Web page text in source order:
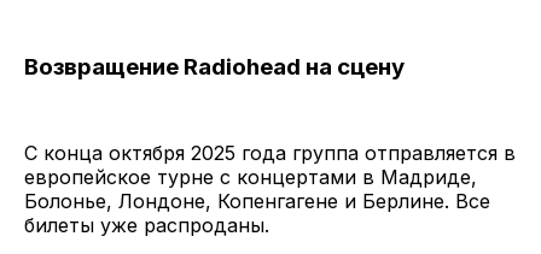
Возвращение Radiohead на сцену
С конца октября 2025 года группа отправляется в
европейское турне с концертами в Мадриде,
Болонье, Лондоне, Копенгагене и Берлине. Все
билеты уже распроданы.